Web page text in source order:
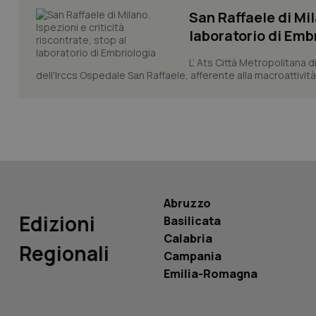
San Raffaele di
laboratorio di
L’ Ats Città Metropolitana
dell'Irccs Ospedale San Raffaele, afferente alla
Edizioni
Regionali
Abruzzo
Basilicata
Calabria
Campania
Emilia-Romagna
tracking-enable